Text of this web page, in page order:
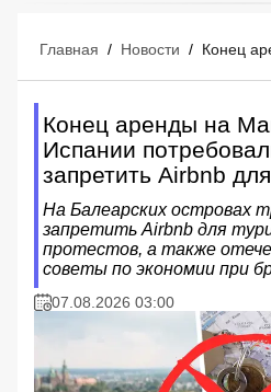
Главная / Новости /
Конец аренды на
Испании
запретить Airbnb
На Балеарских островах
запретить Airbnb для
протестов, а также
советы по экономии при
07.08.2026 03:00